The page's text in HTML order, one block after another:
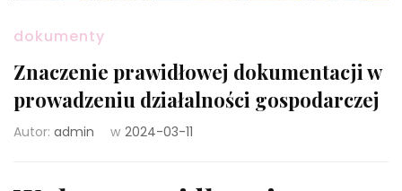
dokumenty
Znaczenie prawidłowej dokumentacji w
prowadzeniu działalności gospodarczej
Autor: admin w 2024-03-11